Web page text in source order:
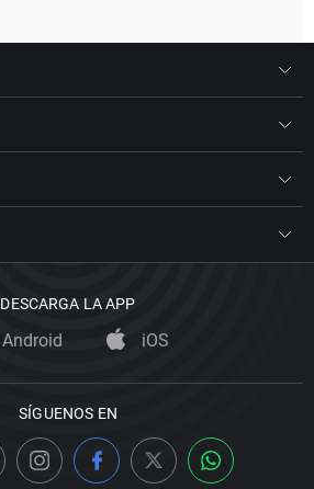
DESCARGA LA APP
Android iOS
SÍGUENOS EN